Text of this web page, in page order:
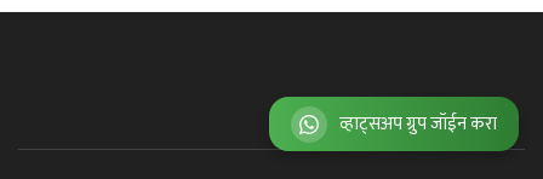
व्हाट्सअप ग्रुप जॉईन करा